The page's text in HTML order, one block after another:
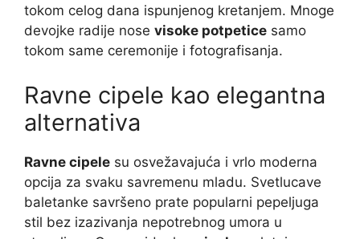
tokom celog dana ispunjenog kretanjem. Mnoge
devojke radije nose visoke potpetice samo
tokom same ceremonije i fotografisanja.
Ravne cipele kao elegantna
alternativa
Ravne cipele su osvežavajuća i vrlo moderna
opcija za svaku savremenu mladu. Svetlucave
baletanke savršeno prate popularni pepeljuga
stil bez izazivanja nepotrebnog umora u